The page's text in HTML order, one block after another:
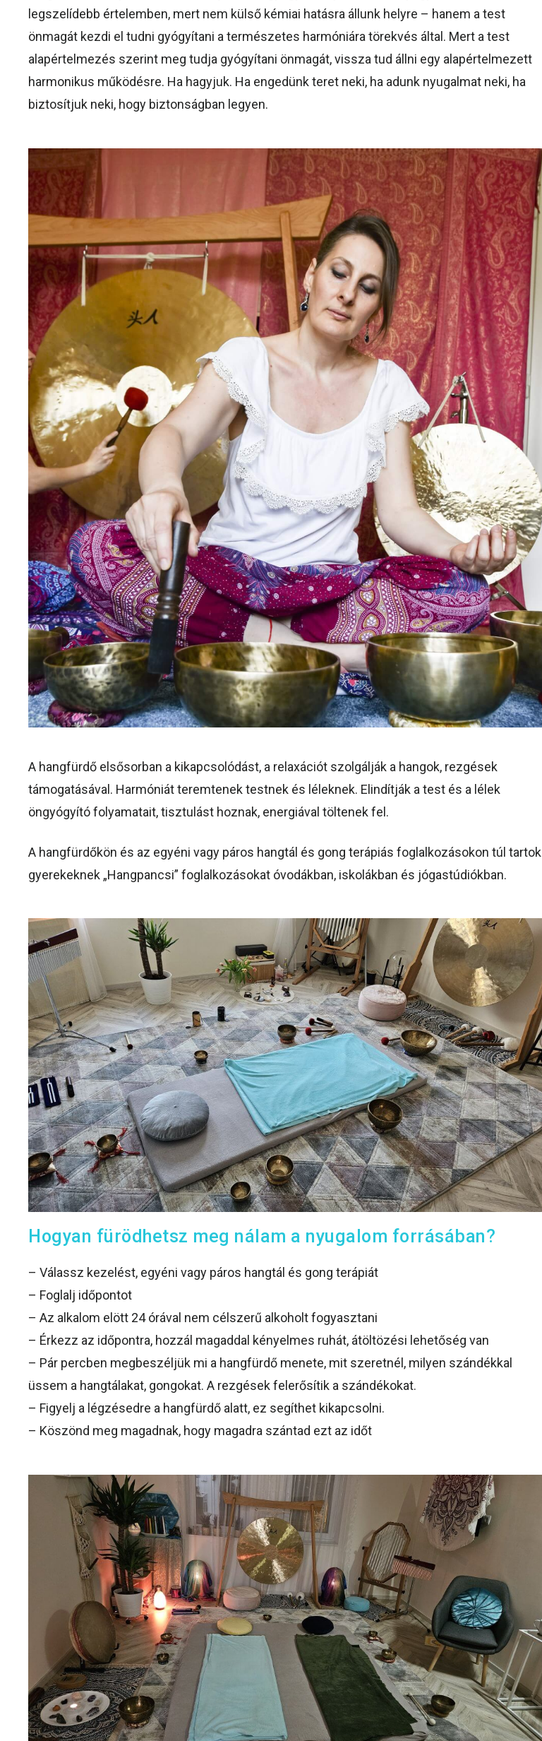
legszelídebb értelemben, mert nem külső kémiai hatásra állunk helyre – hanem a test
önmagát kezdi el tudni gyógyítani a természetes harmóniára törekvés által. Mert a test
alapértelmezés szerint meg tudja gyógyítani önmagát, vissza tud állni egy alapértelmezett
harmonikus működésre. Ha hagyjuk. Ha engedünk teret neki, ha adunk nyugalmat neki, ha
biztosítjuk neki, hogy biztonságban legyen.
A hangfürdő elsősorban a kikapcsolódást, a relaxációt szolgálják a hangok, rezgések
támogatásával. Harmóniát teremtenek testnek és léleknek. Elindítják a test és a lélek
öngyógyító folyamatait, tisztulást hoznak, energiával töltenek fel.
A hangfürdőkön és az egyéni vagy páros hangtál és gong terápiás foglalkozásokon túl tartok
gyerekeknek „Hangpancsi” foglalkozásokat óvodákban, iskolákban és jógastúdiókban.
Hogyan fürödhetsz meg nálam a nyugalom forrásában?
– Válassz kezelést, egyéni vagy páros hangtál és gong terápiát
– Foglalj időpontot
– Az alkalom elött 24 órával nem célszerű alkoholt fogyasztani
– Érkezz az időpontra, hozzál magaddal kényelmes ruhát, átöltözési lehetőség van
– Pár percben megbeszéljük mi a hangfürdő menete, mit szeretnél, milyen szándékkal
üssem a hangtálakat, gongokat. A rezgések felerősítik a szándékokat.
– Figyelj a légzésedre a hangfürdő alatt, ez segíthet kikapcsolni.
– Köszönd meg magadnak, hogy magadra szántad ezt az időt